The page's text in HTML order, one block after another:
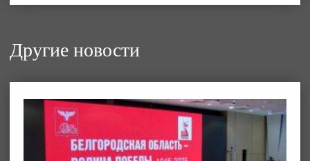
Другие новости